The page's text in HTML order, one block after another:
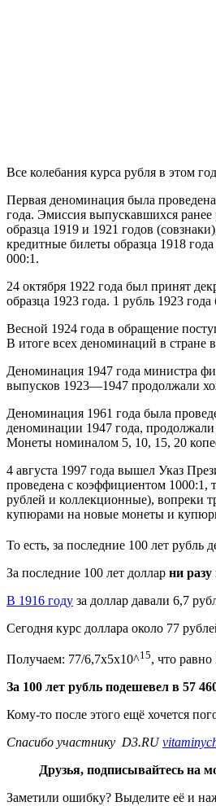
Все колебания курса рубля в этом
Первая деноминация была
года. Эмиссия выпускавшихся
образца 1919 и 1921 годов
кредитные билеты образца 1918
000:1.
24 октября 1922 года был принят
образца 1923 года. 1 рубль 1923
Весной 1924 года в обращение
В итоге всех деноминаций в стране
Деноминация 1947 года министра
выпусков 1923—1947 продолжали
Деноминация 1961 года была
деноминации 1947 года, продолжали
Монеты номиналом 5, 10, 15, 20
4 августа 1997 года вышел Указ
проведена с коэффициентом 1000:1,
рублей и коллекционные), вопреки
купюрами на новые монеты и
То есть, за последние 100 лет рубль
За последние 100 лет доллар ни разу
В 1916 году за доллар давали 6,7
Сегодня курс доллара около 77
Получаем: 77/6,7х5х10^15, что
За 100 лет рубль подешевел в 57
Кому-то после этого ещё хочется
Спасибо участнику D3.RU
Друзья, подписывайтесь на
Заметили ошибку? Выделите её и